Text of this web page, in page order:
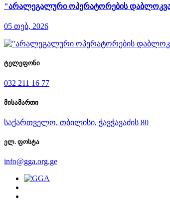
"არალეგალური ოპერატორების
05 თებ, 2026
ტელეფონი
032 211 16 77
მისამართი
საქართველო, თბილისი, ჭავჭავაძის 80
ელ. ფოსტა
info@gga.org.ge